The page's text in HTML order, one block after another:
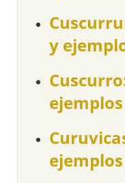
y
ejemplos
ejemplos